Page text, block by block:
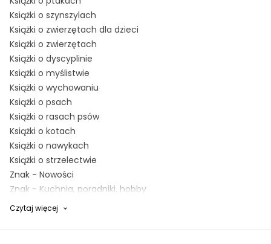
Książki o szynszylach
Książki o zwierzętach dla dzieci
Książki o zwierzętach
Książki o dyscyplinie
Książki o myślistwie
Książki o wychowaniu
Książki o psach
Książki o rasach psów
Książki o kotach
Książki o nawykach
Książki o strzelectwie
Znak - Nowości
Znak - Kuchnia, poradniki, hobby
Prezenty dla miłośników kotów
Czytaj więcej